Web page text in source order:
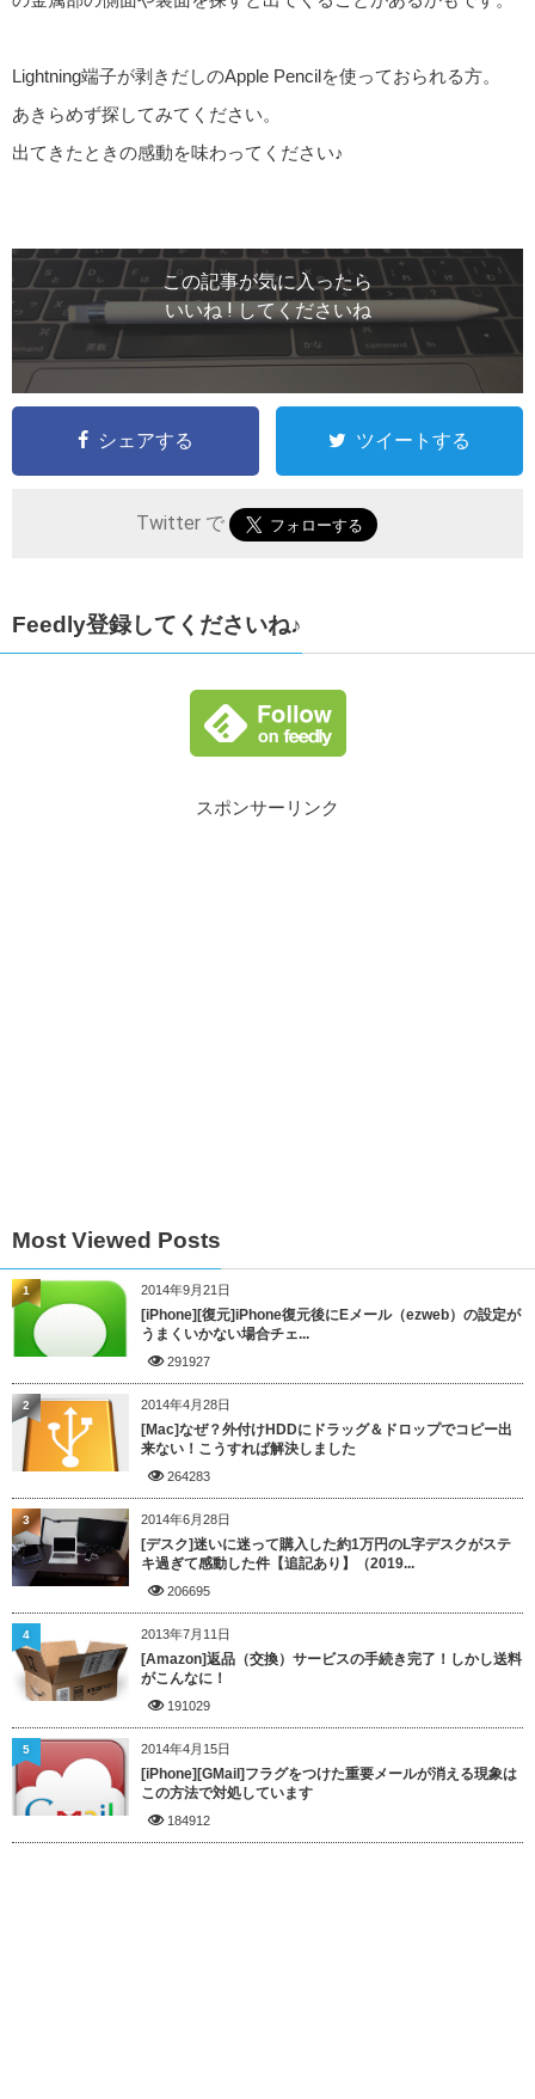
Lightning端子が剥きだしのApple Pencilを使っておられる方。
あきらめず探してみてください。
出てきたときの感動を味わってください♪
この記事が気に入ったら
いいね ! してくださいね
シェアする ツイートする
Twitter で
Feedly登録してくださいね♪
スポンサーリンク
Most Viewed Posts
2014年9月21日
[iPhone][復元]iPhone復元後にEメール（ezweb）の設定が
うまくいかない場合チェ...
291927
1
2014年4月28日
[Mac]なぜ？外付けHDDにドラッグ＆ドロップでコピー出
来ない！こうすれば解決しました
264283
2
2014年6月28日
[デスク]迷いに迷って購入した約1万円のL字デスクがステ
キ過ぎて感動した件【追記あり】（2019...
206695
3
2013年7月11日
[Amazon]返品（交換）サービスの手続き完了！しかし送料
がこんなに！
191029
4
2014年4月15日
[iPhone][GMail]フラグをつけた重要メールが消える現象は
この方法で対処しています
184912
5